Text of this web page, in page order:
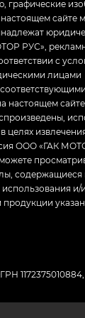
графические
сайте
РУС»,
с
лицами
настоящем
целях
ООО «ГАК
и/